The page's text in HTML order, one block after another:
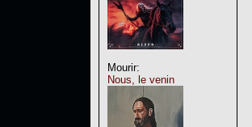
Mourir:
Nous, le venin